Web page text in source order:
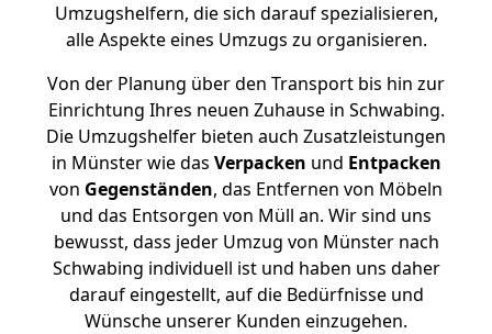
Umzugshelfern, die sich darauf spezialisieren,
alle Aspekte eines Umzugs zu organisieren.
Von der Planung über den Transport bis hin zur
Einrichtung Ihres neuen Zuhause in Schwabing.
Die Umzugshelfer bieten auch Zusatzleistungen
in Münster wie das Verpacken und Entpacken
von Gegenständen, das Entfernen von Möbeln
und das Entsorgen von Müll an. Wir sind uns
bewusst, dass jeder Umzug von Münster nach
Schwabing individuell ist und haben uns daher
darauf eingestellt, auf die Bedürfnisse und
Wünsche unserer Kunden einzugehen.